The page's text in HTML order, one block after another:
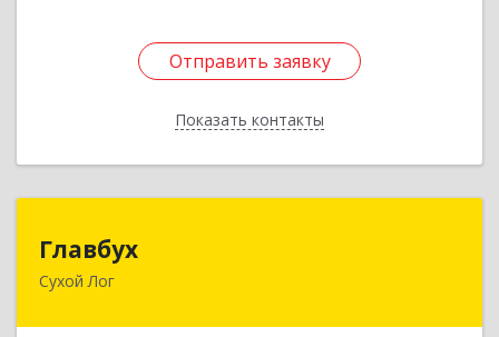
Отправить заявку
Показать контакты
Отправить заявку
Назад
Главбух
Сухой Лог